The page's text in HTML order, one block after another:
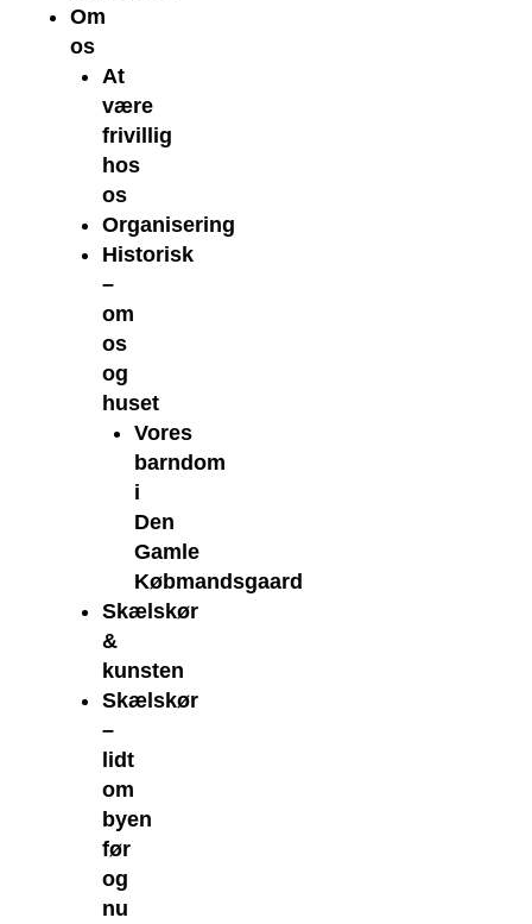
Om
os
At
være
frivillig
hos
os
Organisering
Historisk
–
om
os
og
huset
Vores
barndom
i
Den
Gamle
Købmandsgaard
Skælskør
&
kunsten
Skælskør
–
lidt
om
byen
før
og
nu